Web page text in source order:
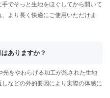
でそっと生地をほぐしてから開いて
より長く快適にご使用いただけま
ありますか？
をやわらげる加工が施された生地
などの外的要因により実際の体感に